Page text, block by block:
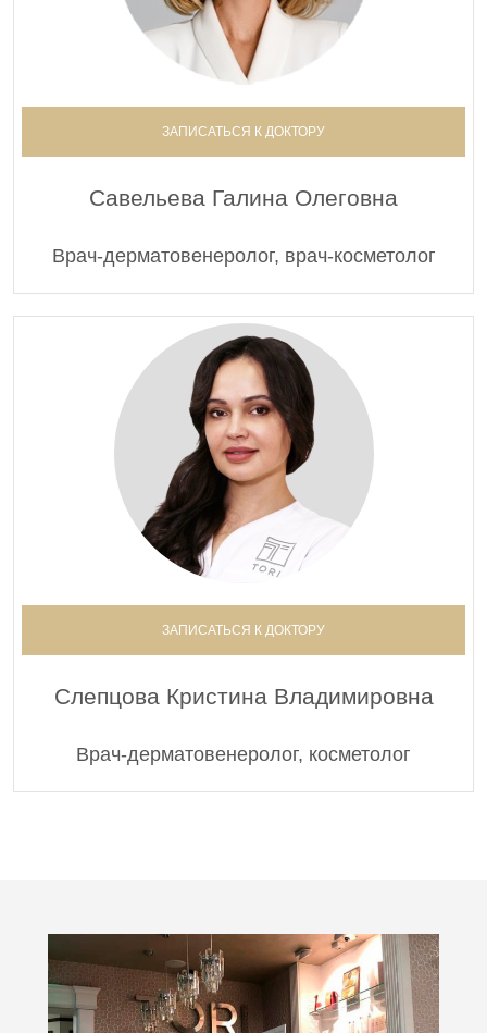
ЗАПИСАТЬСЯ К ДОКТОРУ
Савельева Галина Олеговна
Врач-дерматовенеролог, врач-косметолог
ЗАПИСАТЬСЯ К ДОКТОРУ
Слепцова Кристина Владимировна
Врач-дерматовенеролог, косметолог